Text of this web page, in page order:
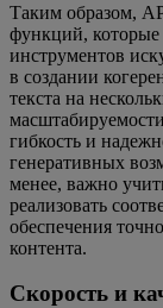
Таким образом,
функций,
инструментов
в создании
текста на
гибкость и
генеративных
менее, важно
реализовать
обеспечения
контента.
Скорость и